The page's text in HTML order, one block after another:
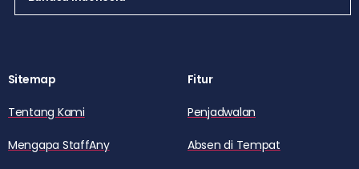
Sitemap
Tentang Kami
Mengapa StaffAny
Fitur
Penjadwalan
Absen di Tempat